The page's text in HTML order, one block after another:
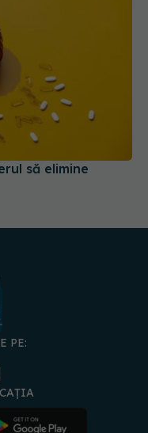
să elimine
PE:
Contact